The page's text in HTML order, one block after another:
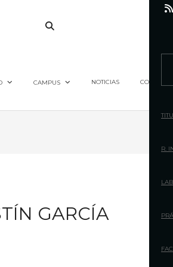
CAMPUS NOTICIAS CONTACTO
GARCÍA
r
h
o
:
R.